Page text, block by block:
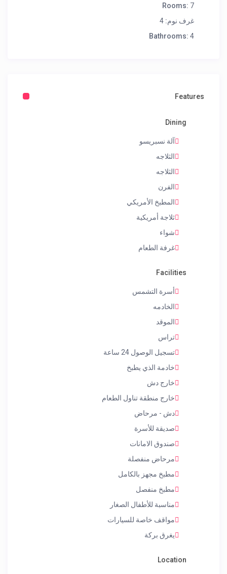
Rooms: 7
غرف نوم: 4
Bathrooms: 4
Features
Dining
آلة نسبريسو
الثلاجه
الثلاجه
الفرن
المطبخ الأمريكي
ثلاجة أمريكية
شواء
غرفة الطعام
Facilities
أسرة التشمس
الخادمه
الموقد
تراس
تسجيل الوصول 24 ساعة
خادمة الذي يطبخ
خارج دش
خارج منطقة تناول الطعام
دش - مرحاض
صديقة للأسرة
صندوق الامانات
مرحاض منفصلة
مطبخ مجهز بالكامل
مطبخ منفصل
مناسبة للأطفال الصغار
مواقف خاصة للسيارات
يغرق بركة
Location